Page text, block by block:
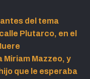
antes del tema
Plutarco, en el
Mazzeo, y
que le esperaba